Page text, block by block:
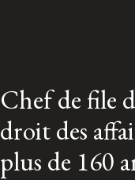
Chef de file
droit des
plus de 160